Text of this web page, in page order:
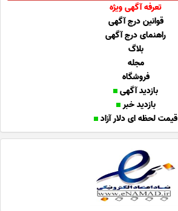
تعرفه آگهی ویژه
قوانین درج آگهی
راهنمای درج آگهی
بلاگ
مجله
فروشگاه
بازدید آگهی
بازدید خبر
قیمت لحظه ای دلار آزاد